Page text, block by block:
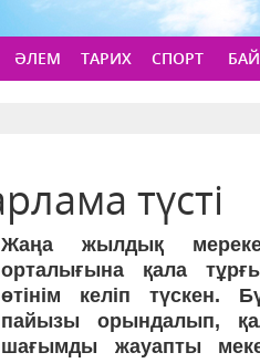
ӘЛЕМ ТАРИХ СПОРТ
түсті
Жаңа жылдық
орталығына қала
өтінім келіп түскен.
пайызы орындалып,
шағымды жауапты